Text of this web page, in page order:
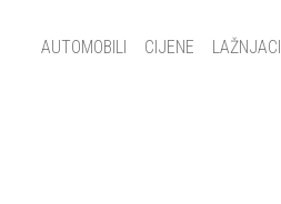
Main navigation
AUTOMOBILI CIJENE LAŽNJACI